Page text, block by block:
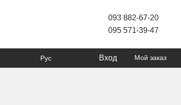
093 882-67-20
095 571-39-47
Рус Вход Мой заказ